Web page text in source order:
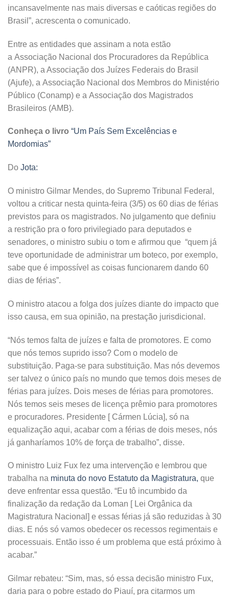
incansavelmente nas mais diversas e caóticas regiões do
Brasil”, acrescenta o comunicado.
Entre as entidades que assinam a nota estão
a Associação Nacional dos Procuradores da República
(ANPR), a Associação dos Juízes Federais do Brasil
(Ajufe), a Associação Nacional dos Membros do Ministério
Público (Conamp) e a Associação dos Magistrados
Brasileiros (AMB).
Conheça o livro “Um País Sem Excelências e
Mordomias”
Do Jota:
O ministro Gilmar Mendes, do Supremo Tribunal Federal,
voltou a criticar nesta quinta-feira (3/5) os 60 dias de férias
previstos para os magistrados. No julgamento que definiu
a restrição pra o foro privilegiado para deputados e
senadores, o ministro subiu o tom e afirmou que “quem já
teve oportunidade de administrar um boteco, por exemplo,
sabe que é impossível as coisas funcionarem dando 60
dias de férias”.
O ministro atacou a folga dos juízes diante do impacto que
isso causa, em sua opinião, na prestação jurisdicional.
“Nós temos falta de juízes e falta de promotores. E como
que nós temos suprido isso? Com o modelo de
substituição. Paga-se para substituição. Mas nós devemos
ser talvez o único país no mundo que temos dois meses de
férias para juízes. Dois meses de férias para promotores.
Nós temos seis meses de licença prêmio para promotores
e procuradores. Presidente [ Cármen Lúcia], só na
equalização aqui, acabar com a férias de dois meses, nós
já ganharíamos 10% de força de trabalho”, disse.
O ministro Luiz Fux fez uma intervenção e lembrou que
trabalha na minuta do novo Estatuto da Magistratura, que
deve enfrentar essa questão. “Eu tô incumbido da
finalização da redação da Loman [ Lei Orgânica da
Magistratura Nacional] e essas férias já são reduzidas à 30
dias. E nós só vamos obedecer os recessos regimentais e
processuais. Então isso é um problema que está próximo à
acabar.”
Gilmar rebateu: “Sim, mas, só essa decisão ministro Fux,
daria para o pobre estado do Piauí, pra citarmos um